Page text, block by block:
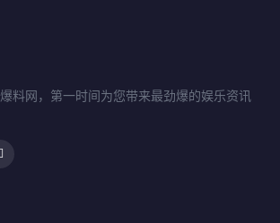
料网，第一时间为您带来最劲爆的娱乐资讯